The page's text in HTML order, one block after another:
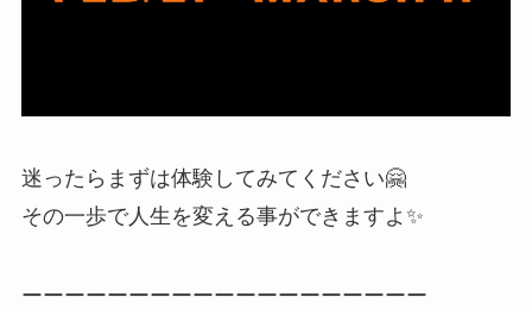
迷ったらまずは体験してみてください🤗
その一歩で人生を変える事ができますよ✨
ーーーーーーーーーーーーーーーーーーー